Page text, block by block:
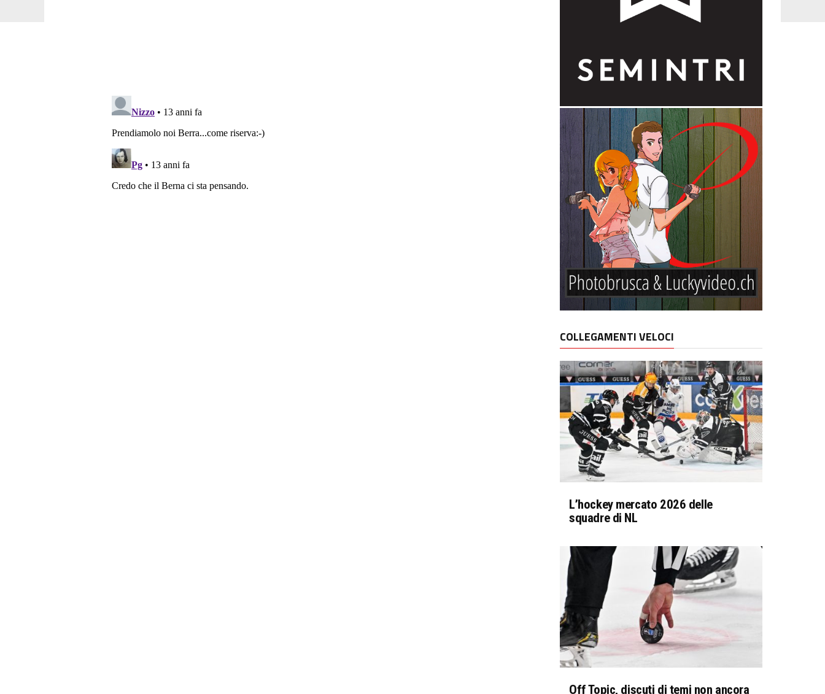
COLLEGAMENTI VELOCI
L’hockey mercato 2026 delle
squadre di NL
Off Topic, discuti di temi non ancora